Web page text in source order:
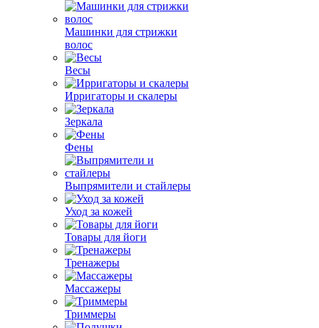
Машинки для стрижки
волос
Весы
Ирригаторы и скалеры
Зеркала
Фены
Выпрямители и стайлеры
Уход за кожей
Товары для йоги
Тренажеры
Массажеры
Триммеры